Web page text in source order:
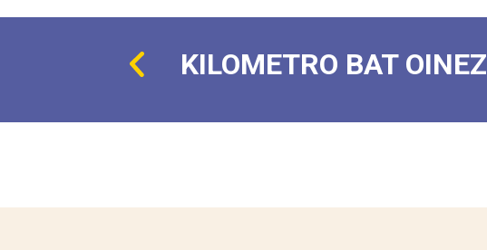
KILOMETRO BAT OINEZ